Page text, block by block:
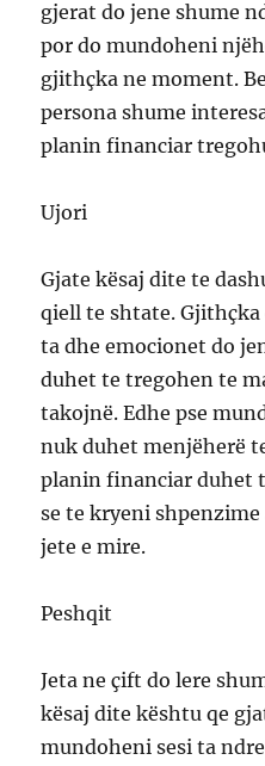
gjerat do jene shume
por do mundoheni
gjithçka ne moment.
persona shume
planin financiar
Ujori
Gjate kësaj dite te
qiell te shtate.
ta dhe emocionet do
duhet te tregohen te
takojnë. Edhe pse
nuk duhet menjëherë
planin financiar duhet
se te kryeni
jete e mire.
Peshqit
Jeta ne çift do lere
kësaj dite kështu qe
mundoheni sesi ta